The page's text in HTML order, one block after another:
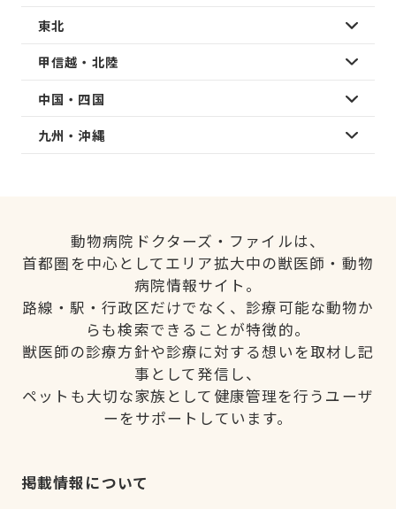
東北
甲信越・北陸
中国・四国
九州・沖縄
動物病院ドクターズ・ファイルは、
首都圏を中心としてエリア拡大中の獣医師・動物
病院情報サイト。
路線・駅・行政区だけでなく、診療可能な動物か
らも検索できることが特徴的。
獣医師の診療方針や診療に対する想いを取材し記
事として発信し、
ペットも大切な家族として健康管理を行うユーザ
ーをサポートしています。
掲載情報について